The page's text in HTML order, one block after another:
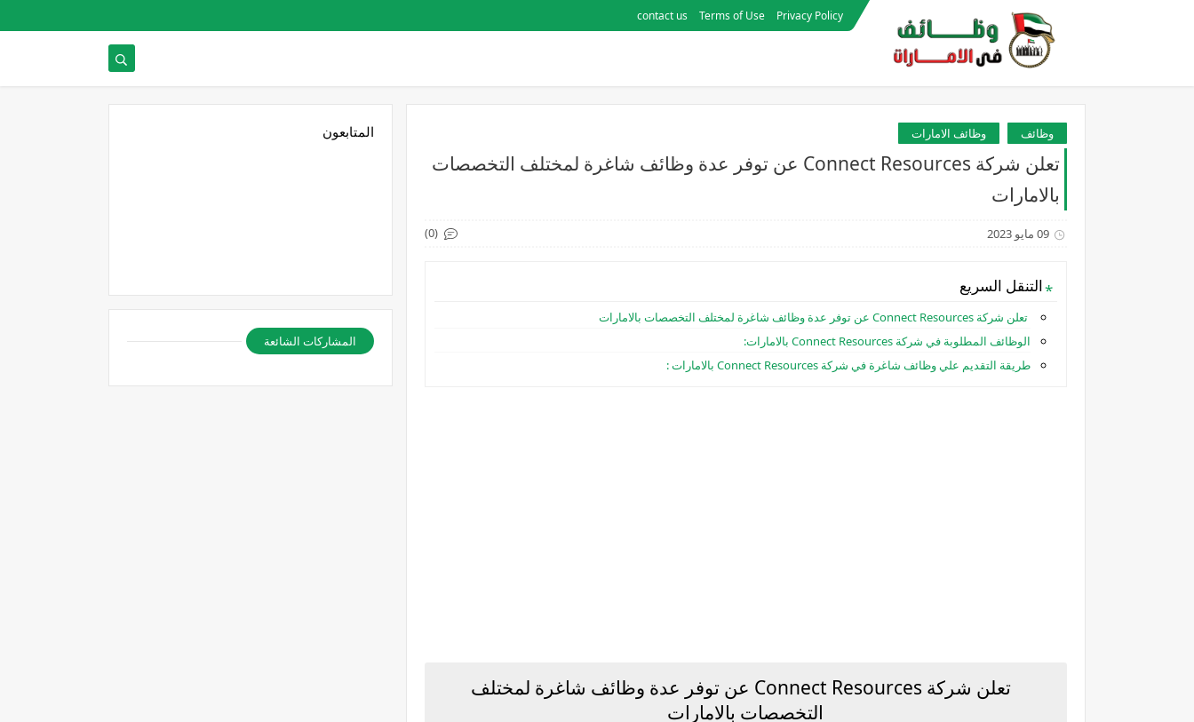
Privacy Policy
Terms of Use
contact us
وظائف وظائف الامارات
تعلن شركة Connect Resources عن توفر عدة وظائف شاغرة لمختلف التخصصات
بالامارات
09 مايو 2023 (0)
التنقل السريع
تعلن شركة Connect Resources عن توفر عدة وظائف شاغرة لمختلف التخصصات بالامارات
الوظائف المطلوبة في شركة Connect Resources بالامارات:
طريقة التقديم علي وظائف شاغرة في شركة Connect Resources بالامارات :
تعلن شركة Connect Resources عن توفر عدة وظائف شاغرة لمختلف
التخصصات بالامارات
المتابعون
المشاركات الشائعة